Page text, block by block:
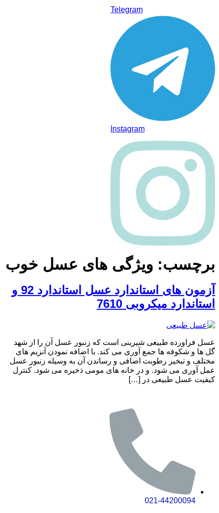
Telegram
Instagram
برچسب: ویژگی های عسل خوب
آزمون های استاندارد عسل استاندارد 92 و
استاندارد میکروبی 7610
عسل فراورده طبیعی شیرینی است که زنبور عسل آن را از شهد
گل ها و شکوفه ها جمع آوری می کند. با اضافه نمودن آنزیم های
مختلف و تبخیر رطوبت اضافی و رساندن آن به وسیله زنبور عسل
عمل آوری می شود. و در خانه های مومی ذخیره می شود. کنترل
کیفیت عسل طبیعی در […]
021-44200094